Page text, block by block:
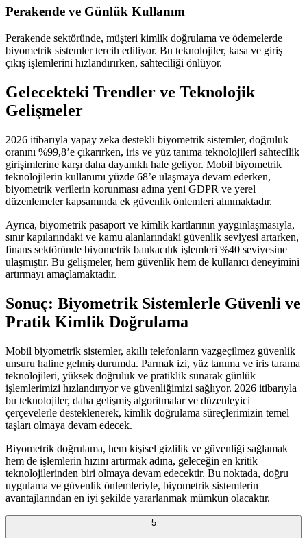
Perakende ve Günlük Kullanım
Perakende sektöründe, müşteri kimlik doğrulama ve ödemelerde
biyometrik sistemler tercih ediliyor. Bu teknolojiler, kasa ve giriş
çıkış işlemlerini hızlandırırken, sahteciliği önlüyor.
Gelecekteki Trendler ve Teknolojik
Gelişmeler
2026 itibarıyla yapay zeka destekli biyometrik sistemler, doğruluk
oranını %99,8’e çıkarırken, iris ve yüz tanıma teknolojileri sahtecilik
girişimlerine karşı daha dayanıklı hale geliyor. Mobil biyometrik
teknolojilerin kullanımı yüzde 68’e ulaşmaya devam ederken,
biyometrik verilerin korunması adına yeni GDPR ve yerel
düzenlemeler kapsamında ek güvenlik önlemleri alınmaktadır.
Ayrıca, biyometrik pasaport ve kimlik kartlarının yaygınlaşmasıyla,
sınır kapılarındaki ve kamu alanlarındaki güvenlik seviyesi artarken,
finans sektöründe biyometrik bankacılık işlemleri %40 seviyesine
ulaşmıştır. Bu gelişmeler, hem güvenlik hem de kullanıcı deneyimini
artırmayı amaçlamaktadır.
Sonuç: Biyometrik Sistemlerle Güvenli ve
Pratik Kimlik Doğrulama
Mobil biyometrik sistemler, akıllı telefonların vazgeçilmez güvenlik
unsuru haline gelmiş durumda. Parmak izi, yüz tanıma ve iris tarama
teknolojileri, yüksek doğruluk ve pratiklik sunarak günlük
işlemlerimizi hızlandırıyor ve güvenliğimizi sağlıyor. 2026 itibarıyla
bu teknolojiler, daha gelişmiş algoritmalar ve düzenleyici
çerçevelerle desteklenerek, kimlik doğrulama süreçlerimizin temel
taşları olmaya devam edecek.
Biyometrik doğrulama, hem kişisel gizlilik ve güvenliği sağlamak
hem de işlemlerin hızını artırmak adına, geleceğin en kritik
teknolojilerinden biri olmaya devam edecektir. Bu noktada, doğru
uygulama ve güvenlik önlemleriyle, biyometrik sistemlerin
avantajlarından en iyi şekilde yararlanmak mümkün olacaktır.
5